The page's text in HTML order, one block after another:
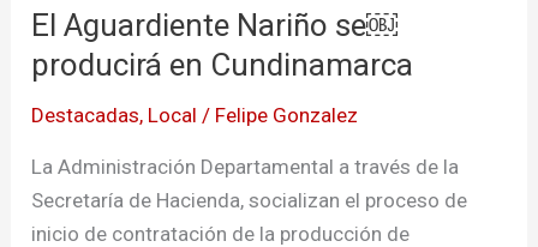
El Aguardiente Nariño se￼
producirá en Cundinamarca
Destacadas, Local / Felipe Gonzalez
La Administración Departamental a través de la
Secretaría de Hacienda, socializan el proceso de
inicio de contratación de la producción de
Nariño
se
￼
producirá
en
Cundinamarca